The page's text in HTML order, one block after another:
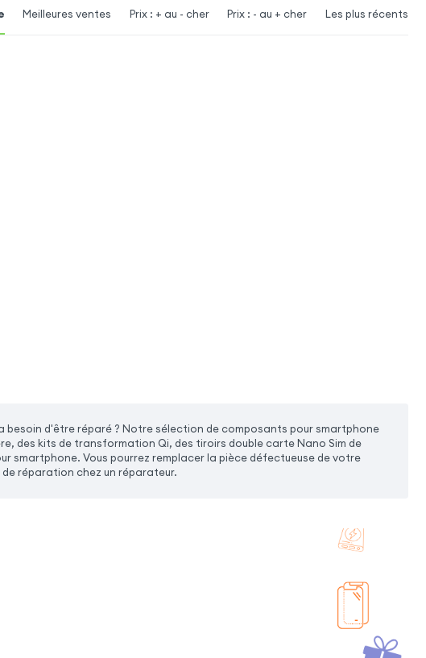
Meilleures ventes Prix : + au - cher Prix : - au + cher Les plus récents
besoin d'être réparé ? Notre sélection de composants pour smartphone
des kits de transformation Qi, des tiroirs double carte Nano Sim de
smartphone. Vous pourrez remplacer la pièce défectueuse de votre
réparation chez un réparateur.